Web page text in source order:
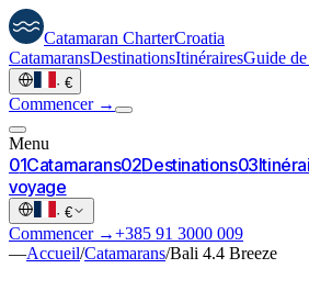
Catamaran CharterCroatia
CatamaransDestinationsItinérairesGuide
· €
Commencer →
Menu
01Catamarans02Destinations03
voyage
· €
Commencer →+385 91 3000 009
—Accueil/Catamarans/Bali 4.4 Breeze